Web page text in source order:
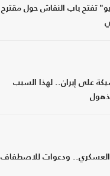
تفتح باب النقاش حول مقترح
على إيران.. لهذا السبب
العسكري.. ودعوات للاصطفاف